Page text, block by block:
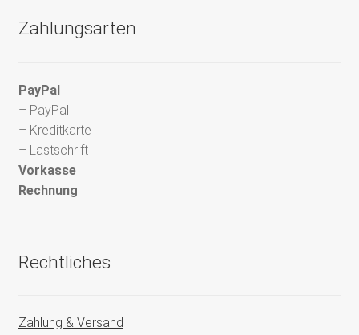
Zahlungsarten
PayPal
– PayPal
– Kreditkarte
– Lastschrift
Vorkasse
Rechnung
Rechtliches
Zahlung & Versand